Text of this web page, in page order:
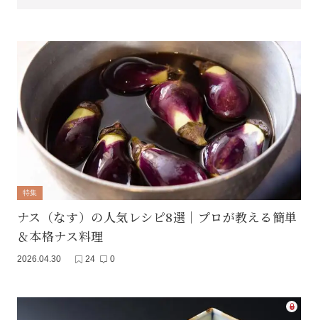
特集
ナス（なす）の人気レシピ8選｜プロが教える簡単
＆本格ナス料理
2026.04.30 24 0